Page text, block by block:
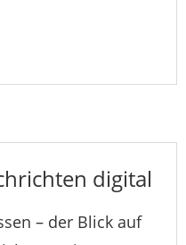
digital
– der Blick auf